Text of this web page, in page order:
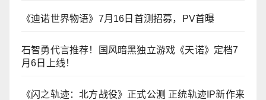
《迪诺世界物语》7月16日首测招募，PV首曝
石智勇代言推荐！国风暗黑独立游戏《天诺》定档7
月6日上线！
《闪之轨迹：北方战役》正式公测 正统轨迹IP新作来